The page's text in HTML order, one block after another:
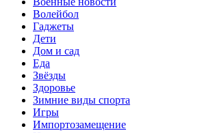
Волейбол
Гаджеты
Дети
Дом и сад
Еда
Звёзды
Здоровье
Зимние виды спорта
Игры
Импортозамещение